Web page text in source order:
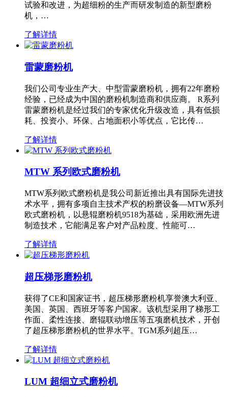
试验和改进，为超细粉的生产而研发制造的新型磨粉
机，…
了解详情
雷蒙磨粉机
我们公司专业生产大、中型雷蒙磨粉机，拥有22年磨粉
经验，已经成为中国的磨粉机制造商和供应商。 R系列
雷蒙磨粉机是经过我们的专家优化升级改造，具有低损
耗、投资小、环保、占地面积小等优点，它比传…
了解详情
MTW 系列欧式磨粉机
MTW系列欧式磨粉机是我公司新近推出具有国际先进技
术水平，拥有多项自主技术产权的粉磨设备—MTW系列
欧式磨粉机，以悬辊磨粉机9518为基础，采用欧洲先进
制造技术，它能满足客户对产品粒度、性能可…
了解详情
超压梯形磨粉机
获得了CE和国家证书，超压梯形磨粉机享誉澳大利亚、
美国、英国、西班牙等客户国家。该机型采用了梯形工
作面、柔性连接、磨辊联动增压等五项磨机技术，开创
了超压梯形磨粉机的世界水平。TGM系列超压…
了解详情
LUM 超细立式磨粉机